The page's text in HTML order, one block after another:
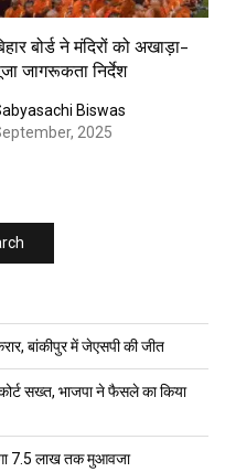
बोर्ड ने मंदिरों को अखाड़ा-
जागरूकता निर्देश
Biswas
2025
बांकीपुर में जेएसपी की जीत
सख्त, भाजपा ने फैसले का किया
7.5 लाख तक मुआवजा